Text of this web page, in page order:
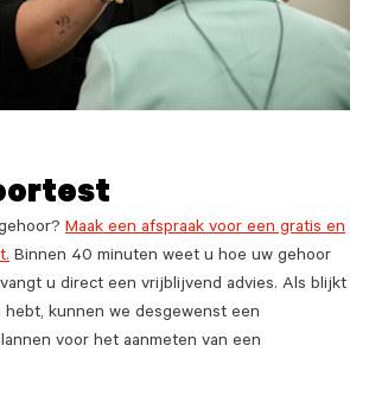
Maak een afspraak voor een gratis en
Binnen 40 minuten weet u hoe uw gehoor
u direct een vrijblijvend advies. Als blijkt
kunnen we desgewenst een
voor het aanmeten van een